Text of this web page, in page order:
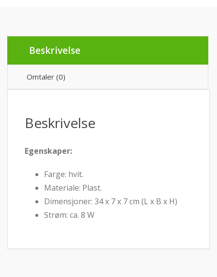
Beskrivelse
Omtaler (0)
Beskrivelse
Egenskaper:
Farge: hvit.
Materiale: Plast.
Dimensjoner: 34 x 7 x 7 cm (L x B x H)
Strøm: ca. 8 W